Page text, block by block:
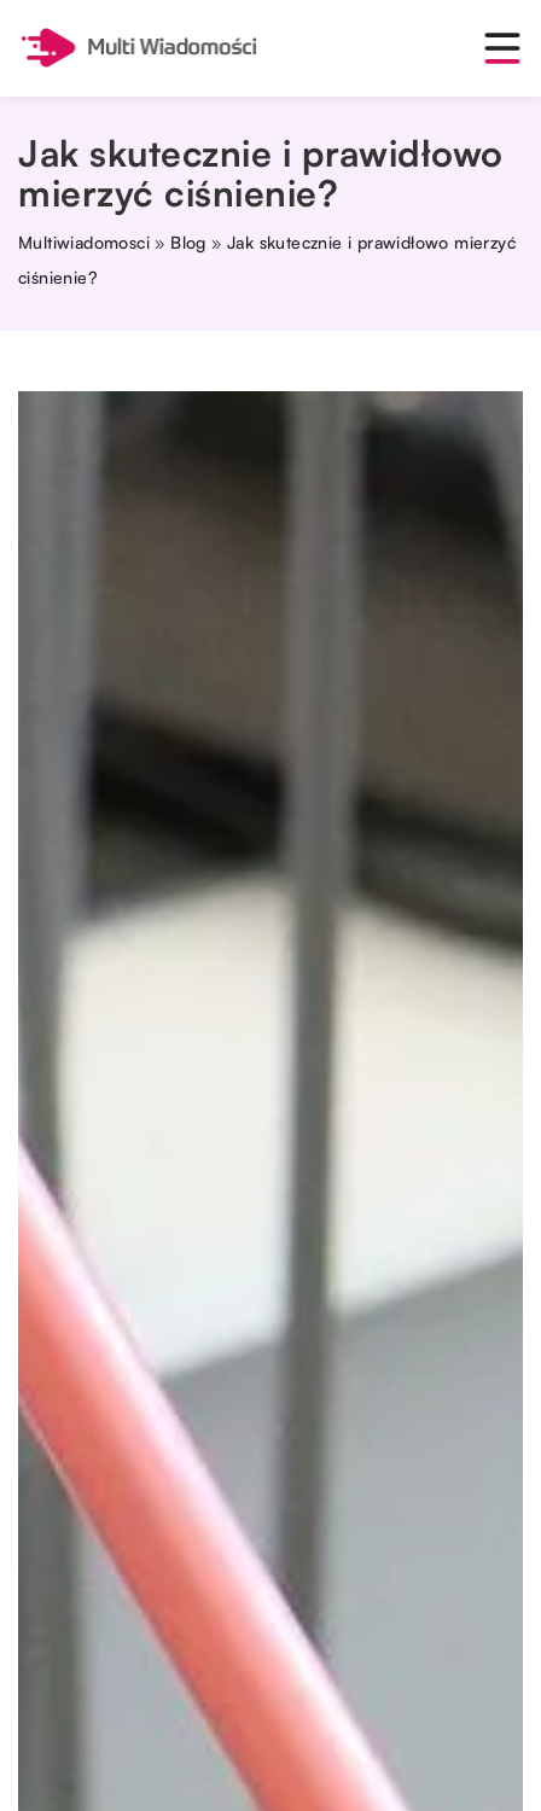
Jak skutecznie i prawidłowo
mierzyć ciśnienie?
Multiwiadomosci » Blog »Jak skutecznie i prawidłowo mierzyć
ciśnienie?